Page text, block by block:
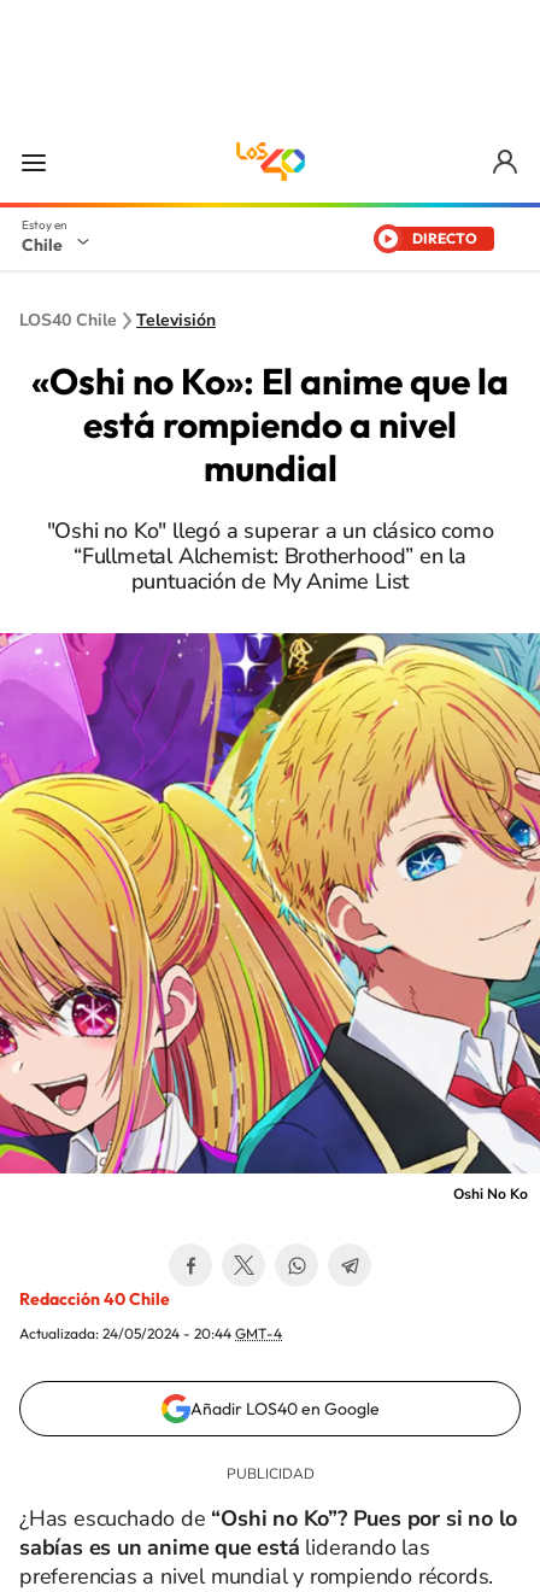
Chile DIRECTO
LOS40 Chile Televisión
«Oshi no Ko»: El anime que la
está rompiendo a nivel
mundial
"Oshi no Ko" llegó a superar a un clásico como
“Fullmetal Alchemist: Brotherhood” en la
puntuación de My Anime List
Oshi No Ko
Redacción 40 Chile
Actualizada: 24/05/2024 - 20:44 GMT-4
Añadir LOS40 en Google
¿Has escuchado de “Oshi no Ko”? Pues por si no lo
sabías es un anime que está liderando las
preferencias a nivel mundial y rompiendo récords.